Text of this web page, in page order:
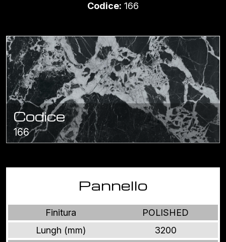
Codice: 166
Codice
166
Pannello
Finitura
POLISHED
Lungh (mm)
3200